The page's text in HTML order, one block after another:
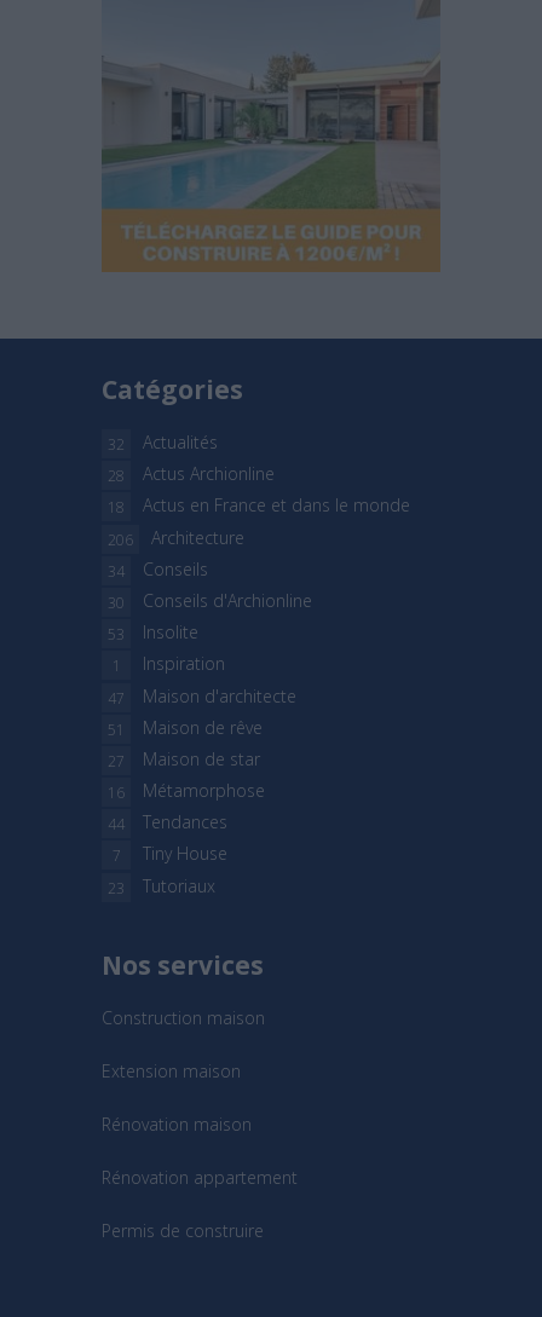
Catégories
Actualités
32
Actus Archionline
28
Actus en France et dans le monde
18
Architecture
206
Conseils
34
Conseils d'Archionline
30
Insolite
53
Inspiration
1
Maison d'architecte
47
Maison de rêve
51
Maison de star
27
Métamorphose
16
Tendances
44
Tiny House
7
Tutoriaux
23
Nos services
Construction maison
Extension maison
Rénovation maison
Rénovation appartement
Permis de construire